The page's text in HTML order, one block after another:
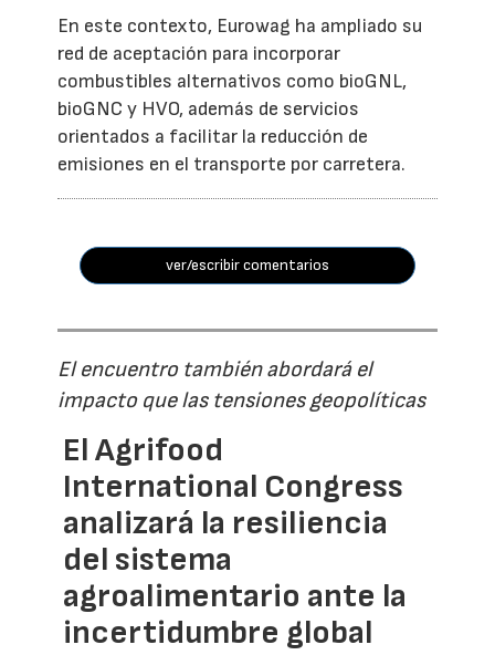
En este contexto, Eurowag ha ampliado su
red de aceptación para incorporar
combustibles alternativos como bioGNL,
bioGNC y HVO, además de servicios
orientados a facilitar la reducción de
emisiones en el transporte por carretera.
ver/escribir comentarios
El encuentro también abordará el
impacto que las tensiones geopolíticas
El Agrifood
International Congress
analizará la resiliencia
del sistema
agroalimentario ante la
incertidumbre global